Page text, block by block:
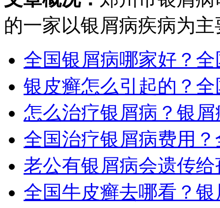
的一家以银屑病疾病为
全国银屑病哪家好？
银皮癣怎么引起的？
怎么治疗银屑病？银
全国治疗银屑病费用
老公有银屑病会遗传
全国牛皮癣去哪看？